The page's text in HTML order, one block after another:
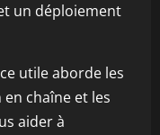
un déploiement
utile aborde les
chaîne et les
aider à